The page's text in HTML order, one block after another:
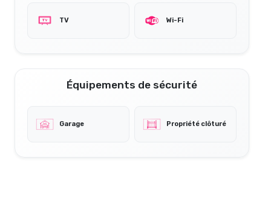
TV Wi-Fi
Équipements de sécurité
Garage Propriété clôturé